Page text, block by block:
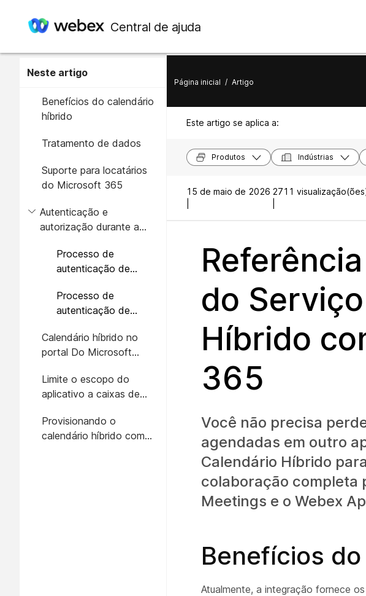
Central de ajuda
Neste artigo
Benefícios do calendário
híbrido
Tratamento de dados
Suporte para locatários
do Microsoft 365
Autenticação e
autorização durante a
Processo de
autenticação de
Processo de
autenticação de
Calendário híbrido no
portal Do Microsoft
Limite o escopo do
aplicativo a caixas de
Provisionando o
calendário híbrido com
Página inicial / Artigo
Este artigo se aplica a:
Produtos Indústrias
15 de maio de 2026 2711
do
Híbrido
365
Você não precisa
agendadas em outro
Calendário Híbrido
colaboração completa
Meetings e o Webex
Benefícios
Atualmente, a integração fornece